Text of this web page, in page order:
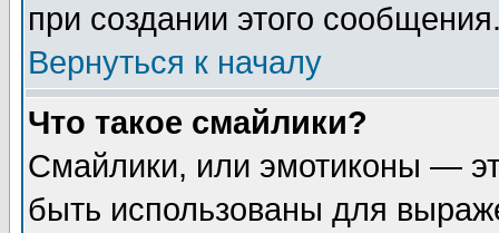
при создании этого
Вернуться к началу
Что такое смайлики?
Смайлики, или эмотиконы —
быть использованы для